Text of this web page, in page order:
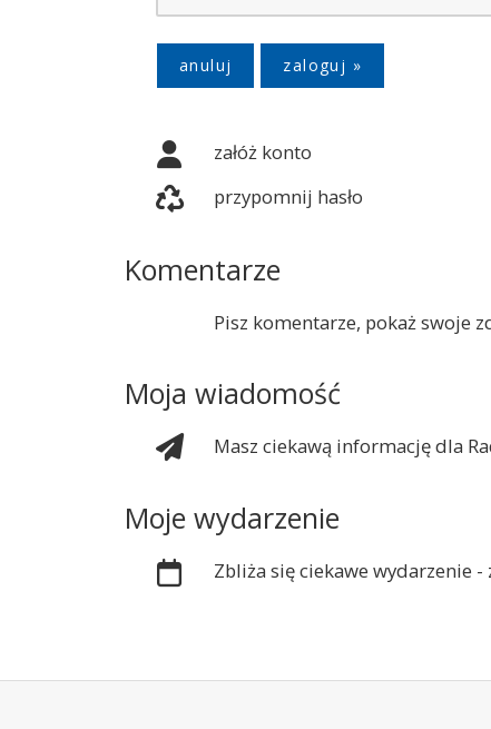
anuluj
załóż konto
przypomnij hasło
Komentarze
Pisz komentarze, pokaż swoje
Moja wiadomość
Masz ciekawą informację dla
Moje wydarzenie
Zbliża się ciekawe wydarzenie -